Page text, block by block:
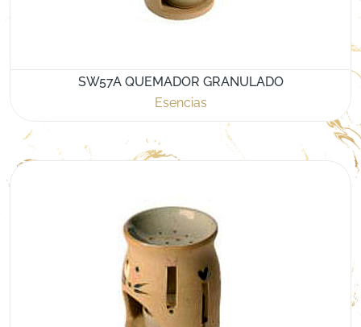
SW57A QUEMADOR GRANULADO
Esencias